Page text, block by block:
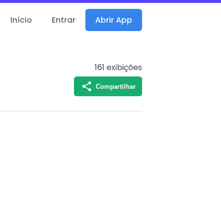
Início Entrar Abrir App
161 exibições
Compartilhar